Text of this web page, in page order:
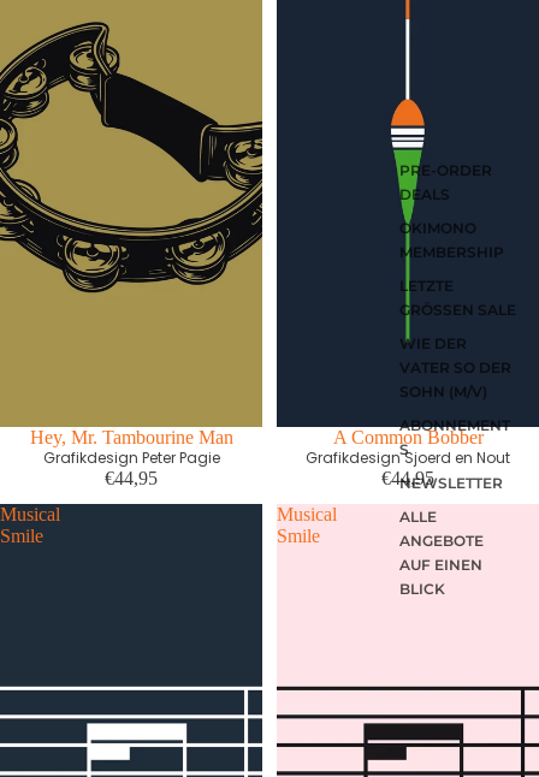
PRE-ORDER
DEALS
OKIMONO
MEMBERSHIP
LETZTE
GRÖSSEN SALE
WIE DER
VATER SO DER
SOHN (M/V)
ABONNEMENT
S
NEWSLETTER
ALLE
ANGEBOTE
AUF EINEN
BLICK
First edition
Hey, Mr. Tambourine Man
Grafikdesign Peter Pagie
€44,95
A Common Bobber
Grafikdesign Sjoerd en Nout
€44,95
Musical
Smile
Musical
Smile